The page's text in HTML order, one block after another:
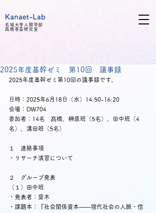
Kanaet-Lab
名城大学人間学部
髙橋香苗研究室
2025年度基幹ゼミ 第10回 議事録
2025年度基幹ゼミ第10回の議事録です。
日時：2025年6月18日（水）14:50-16:20
会場：DW704
参加者：14名　髙橋、榊原班（5名）、田中班（4
名）、溝田班（5名）
１　連絡事項
・リサーチ演習について
２　グループ発表
（１）田中班
・発表者：齋木
・課題本：『社会関係資本――現代社会の人脈・信